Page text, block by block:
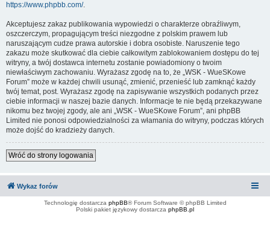
https://www.phpbb.com/.
Akceptujesz zakaz publikowania wypowiedzi o charakterze obraźliwym,
oszczerczym, propagującym treści niezgodne z polskim prawem lub
naruszającym cudze prawa autorskie i dobra osobiste. Naruszenie tego
zakazu może skutkować dla ciebie całkowitym zablokowaniem dostępu do tej
witryny, a twój dostawca internetu zostanie powiadomiony o twoim
niewłaściwym zachowaniu. Wyrażasz zgodę na to, że „WSK - WueSKowe
Forum” może w każdej chwili usunąć, zmienić, przenieść lub zamknąć każdy
twój temat, post. Wyrażasz zgodę na zapisywanie wszystkich podanych przez
ciebie informacji w naszej bazie danych. Informacje te nie będą przekazywane
nikomu bez twojej zgody, ale ani „WSK - WueSKowe Forum”, ani phpBB
Limited nie ponosi odpowiedzialności za włamania do witryny, podczas których
może dojść do kradzieży danych.
Wróć do strony logowania
Wykaz forów
Technologię dostarcza phpBB® Forum Software © phpBB Limited
Polski pakiet językowy dostarcza phpBB.pl